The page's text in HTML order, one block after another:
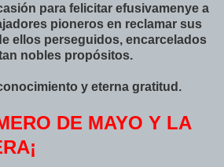
para felicitar efusivamenye a
pioneros en reclamar sus
ellos perseguidos, encarcelados
nobles propósitos.
y eterna gratitud.
DE MAYO Y LA